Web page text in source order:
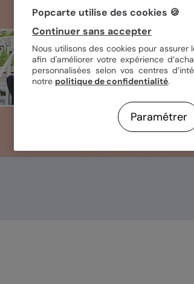
Popcarte utilise des cookies 🍪
Continuer sans accepter
Nous utilisons des cookies pour
afin d'améliorer votre expérience
personnalisées selon vos centres
notre politique de confidentialité.
Paramétrer